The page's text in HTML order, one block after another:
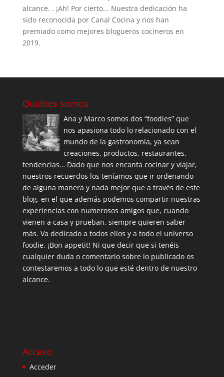
alcance. . ¡Ah! Por cierto... Nuestra dedicación ha
sido reconocida por Canal Cocina y nos han
premiado como mejores blogueros cocineros en
2019.
Quiénes somos
Ana y Marco somos dos “foodies” que
nos apasiona todo lo relacionado con el
mundo de la gastronomía, ya sean
creaciones, productos, restaurantes,
tendencias… Dado que nos encanta cocinar y viajar,
nuestros recuerdos los teníamos que ir ordenando
de alguna manera y nada mejor que a través de este
blog, en el que además podemos compartir nuestras
experiencias con numerosos amigos que, cuando
vienen a casa y prueban, siempre quieren saber
más. Va dedicado a todos ellos y a todo el universo
foodie. ¡Bon appetit! Ni que decir que si tenéis
cualquier duda o comentario sobre lo publicado os
contestaremos a todo lo que esté dentro de nuestro
alcance.
Acceso
Acceder